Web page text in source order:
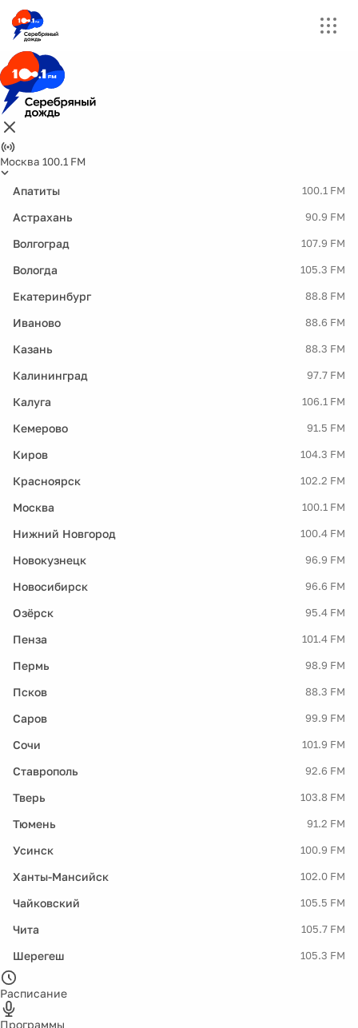
Москва 100.1 FM
Апатиты 100.1 FM
Астрахань 90.9 FM
Волгоград 107.9 FM
Вологда 105.3 FM
Екатеринбург 88.8 FM
Иваново 88.6 FM
Казань 88.3 FM
Калининград 97.7 FM
Калуга 106.1 FM
Кемерово 91.5 FM
Киров 104.3 FM
Красноярск 102.2 FM
Москва 100.1 FM
Нижний Новгород 100.4 FM
Новокузнецк 96.9 FM
Новосибирск 96.6 FM
Озёрск 95.4 FM
Пенза 101.4 FM
Пермь 98.9 FM
Псков 88.3 FM
Саров 99.9 FM
Сочи 101.9 FM
Ставрополь 92.6 FM
Тверь 103.8 FM
Тюмень 91.2 FM
Усинск 100.9 FM
Ханты-Мансийск 102.0 FM
Чайковский 105.5 FM
Чита 105.7 FM
Шерегеш 105.3 FM
Расписание
Программы